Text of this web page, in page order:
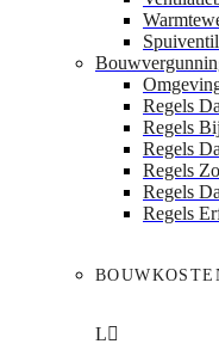
Regels
Regels
Regels
Regels
Regels
Regels
We